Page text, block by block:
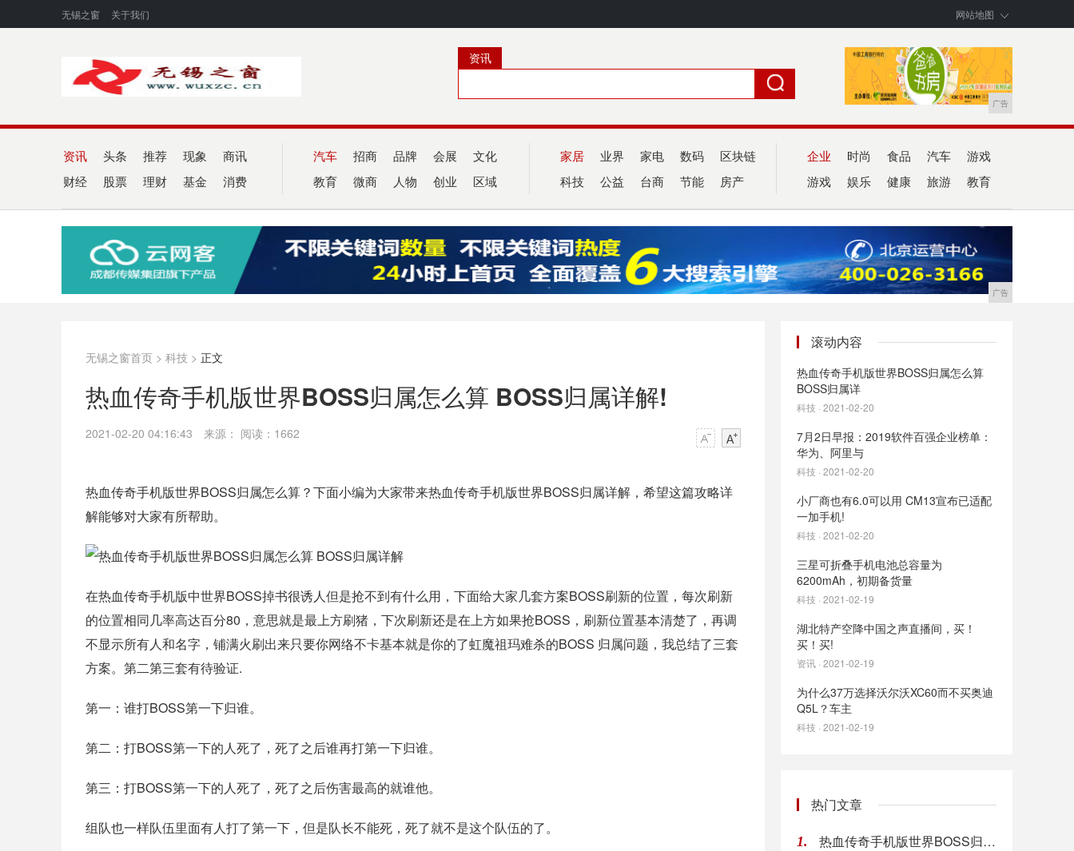
无锡之窗 关于我们 网站地图
资讯
广告
资讯 头条 推荐 现象 商讯
财经 股票 理财 基金 消费
汽车 招商 品牌 会展 文化
教育 微商 人物 创业 区域
家居 业界 家电 数码 区块链
科技 公益 台商 节能 房产
企业 时尚 食品 汽车 游戏
游戏 娱乐 健康 旅游 教育
广告
无锡之窗首页 > 科技 > 正文
热血传奇手机版世界BOSS归属怎么算 BOSS归属详解!
2021-02-20 04:16:43 来源： 阅读：1662
热血传奇手机版世界BOSS归属怎么算？下面小编为大家带来热血传奇手机版世界BOSS归属详解，希望这篇攻略详
解能够对大家有所帮助。
在热血传奇手机版中世界BOSS掉书很诱人但是抢不到有什么用，下面给大家几套方案BOSS刷新的位置，每次刷新
的位置相同几率高达百分80，意思就是最上方刷猪，下次刷新还是在上方如果抢BOSS，刷新位置基本清楚了，再调
不显示所有人和名字，铺满火刷出来只要你网络不卡基本就是你的了虹魔祖玛难杀的BOSS 归属问题，我总结了三套
方案。第二第三套有待验证.
第一：谁打BOSS第一下归谁。
第二：打BOSS第一下的人死了，死了之后谁再打第一下归谁。
第三：打BOSS第一下的人死了，死了之后伤害最高的就谁他。
组队也一样队伍里面有人打了第一下，但是队长不能死，死了就不是这个队伍的了。
滚动内容
热血传奇手机版世界BOSS归属怎么算
BOSS归属详
科技 · 2021-02-20
7月2日早报：2019软件百强企业榜单：
华为、阿里与
科技 · 2021-02-20
小厂商也有6.0可以用 CM13宣布已适配
一加手机!
科技 · 2021-02-20
三星可折叠手机电池总容量为
6200mAh，初期备货量
科技 · 2021-02-19
湖北特产空降中国之声直播间，买！
买！买!
资讯 · 2021-02-19
为什么37万选择沃尔沃XC60而不买奥迪
Q5L？车主
科技 · 2021-02-19
热门文章
1. 热血传奇手机版世界BOSS归属怎么算 BOSS